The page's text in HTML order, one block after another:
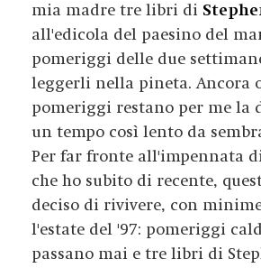
mia madre tre libri di
all'edicola del paesino del
pomeriggi delle due
leggerli nella pineta. Ancora
pomeriggi restano per me la
un tempo così lento da
Per far fronte all'impennata
che ho subito di recente,
deciso di rivivere, con
l'estate del '97: pomeriggi
passano mai e tre libri di